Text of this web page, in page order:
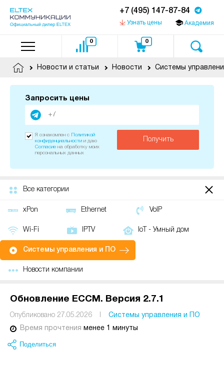
+7 (495) 147-87-84
Узнать цены Академия
0 0
Новости и статьи Новости Системы
Запросить цены
Получить
Я ознакомлен с
Политикой
конфиденциальности и даю
Согласие на обработку моих
персональных данных
Все категории
xPon Ethernet VoIP
Wi-Fi IPTV IoT - Умный дом
Системы управления и ПО
Новости компании
Обновление ECCM. Версия 2.7.1
Опубликовано 27.05.2026
Системы управления и ПО
Время прочтения менее 1 минуты
Поделиться